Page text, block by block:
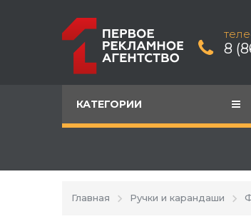
8
КАТЕГОРИИ
Главная Ручки и карандаши